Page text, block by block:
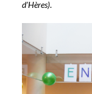
d’Hères).